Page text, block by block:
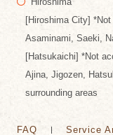
[Hiroshima City]
Asaminami, Saeki,
[Hatsukaichi] *Not
Ajina, Jigozen,
surrounding areas
FAQ Service